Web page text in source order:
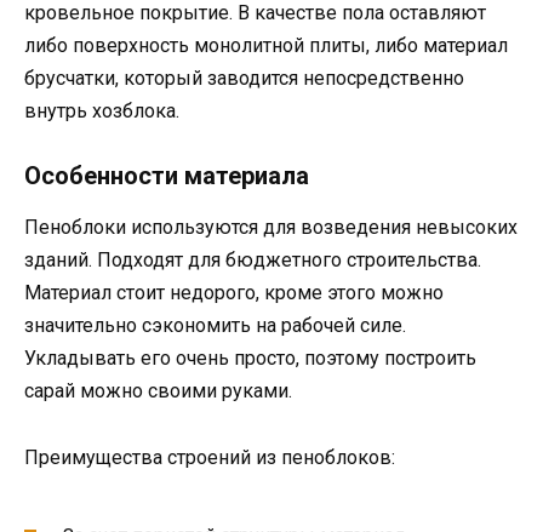
кровельное покрытие. В качестве пола оставляют
либо поверхность монолитной плиты, либо материал
брусчатки, который заводится непосредственно
внутрь хозблока.
Особенности материала
Пеноблоки используются для возведения невысоких
зданий. Подходят для бюджетного строительства.
Материал стоит недорого, кроме этого можно
значительно сэкономить на рабочей силе.
Укладывать его очень просто, поэтому построить
сарай можно своими руками.
Преимущества строений из пеноблоков: